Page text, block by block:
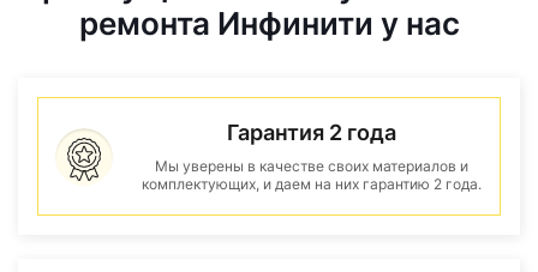
ремонта Инфинити у нас
Гарантия 2 года
Мы уверены в качестве своих материалов и
комплектующих, и даем на них гарантию 2 года.